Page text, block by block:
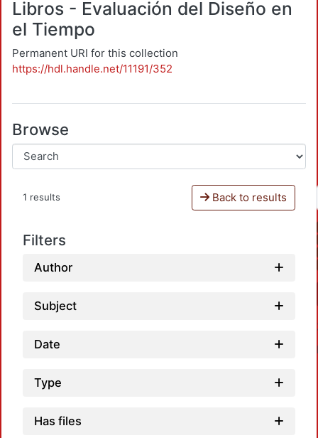
Libros - Evaluación del Diseño en
el Tiempo
Permanent URI for this collection
https://hdl.handle.net/11191/352
Browse
1 results Back to results
Filters
Author
Subject
Date
Type
Has files